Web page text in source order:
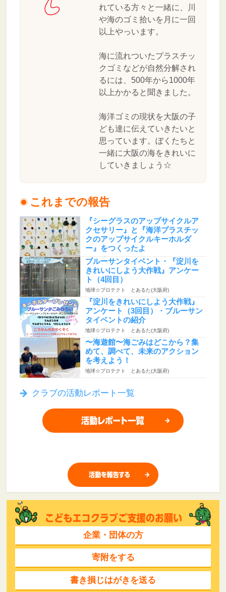
れている方々と一緒に、川
や海のゴミ拾いを月に一回
以上やっいます。
海に流れついたプラスチッ
クゴミなどが自然分解され
るには、500年から1000年
以上かかると聞きました。
海洋ゴミの現状を大阪の子
ども達に伝えていきたいと
思っています。ぼくたちと
一緒に大阪の海をきれいに
していきましょう☆
これまでの報告
『シーグラスのアップサイクルア
クセサリー』と『海洋プラスチッ
クのアップサイクルキーホルダ
ー』をつくったよ
地球☆プロテクト とあるた(大阪府)
ブルーサンタイベント・『淀川を
きれいにしよう大作戦』アンケー
ト（4回目）
地球☆プロテクト とあるた(大阪府)
『淀川をきれいにしよう大作戦』
アンケート（3回目）・ブルーサン
タイベントの紹介
地球☆プロテクト とあるた(大阪府)
〜海遊館〜海ごみはどこから？集
めて、調べて、未来のアクション
を考えよう！
地球☆プロテクト とあるた(大阪府)
クラブの活動レポート一覧
企業・団体の方
寄附をする
書き損じはがきを送る